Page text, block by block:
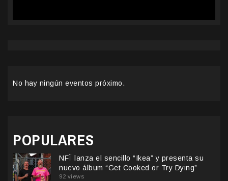
No hay ningún eventos próximo.
POPULARES
NFÏ lanza el sencillo “Ikea” y presenta su
nuevo álbum “Get Cooked or Try Dying”
92 views